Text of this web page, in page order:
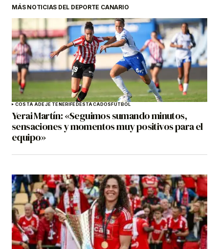
MÁS NOTICIAS DEL DEPORTE CANARIO
COSTA ADEJE TENERIFEDESTACADOSFÚTBOL
Yerai Martín: «Seguimos sumando minutos,
sensaciones y momentos muy positivos para el
equipo»